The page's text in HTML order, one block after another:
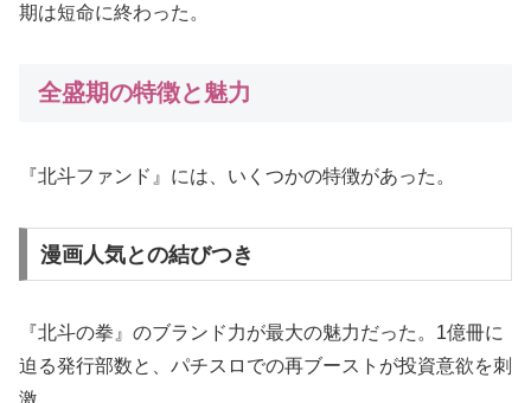
期は短命に終わった。
全盛期の特徴と魅力
『北斗ファンド』には、いくつかの特徴があった。
漫画人気との結びつき
『北斗の拳』のブランド力が最大の魅力だった。1億冊に
迫る発行部数と、パチスロでの再ブーストが投資意欲を刺
激。